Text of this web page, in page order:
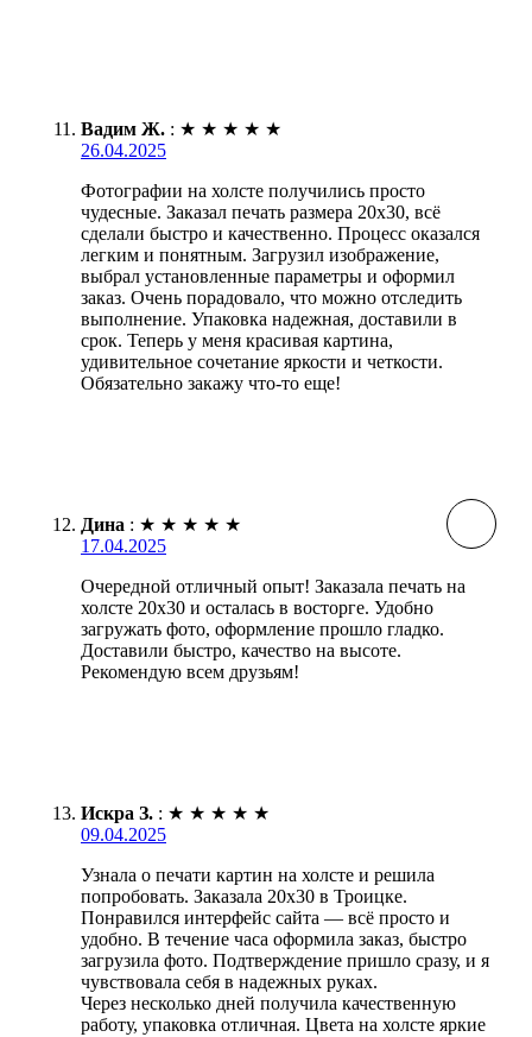
Вадим Ж. : ★ ★ ★ ★ ★
26.04.2025
Фотографии на холсте получились просто
чудесные. Заказал печать размера 20х30, всё
сделали быстро и качественно. Процесс оказался
легким и понятным. Загрузил изображение,
выбрал установленные параметры и оформил
заказ. Очень порадовало, что можно отследить
выполнение. Упаковка надежная, доставили в
срок. Теперь у меня красивая картина,
удивительное сочетание яркости и четкости.
Обязательно закажу что-то еще!
Дина : ★ ★ ★ ★ ★
17.04.2025
Очередной отличный опыт! Заказала печать на
холсте 20х30 и осталась в восторге. Удобно
загружать фото, оформление прошло гладко.
Доставили быстро, качество на высоте.
Рекомендую всем друзьям!
Искра З. : ★ ★ ★ ★ ★
09.04.2025
Узнала о печати картин на холсте и решила
попробовать. Заказала 20х30 в Троицке.
Понравился интерфейс сайта — всё просто и
удобно. В течение часа оформила заказ, быстро
загрузила фото. Подтверждение пришло сразу, и я
чувствовала себя в надежных руках.
Через несколько дней получила качественную
работу, упаковка отличная. Цвета на холсте яркие